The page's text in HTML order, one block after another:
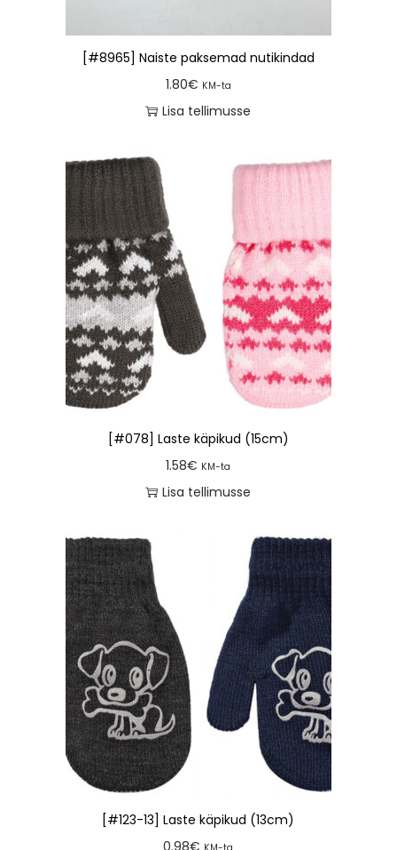
[#8965] Naiste paksemad nutikindad
1.80€ KM-ta
Lisa tellimusse
[#078] Laste käpikud (15cm)
1.58€ KM-ta
Lisa tellimusse
[#123-13] Laste käpikud (13cm)